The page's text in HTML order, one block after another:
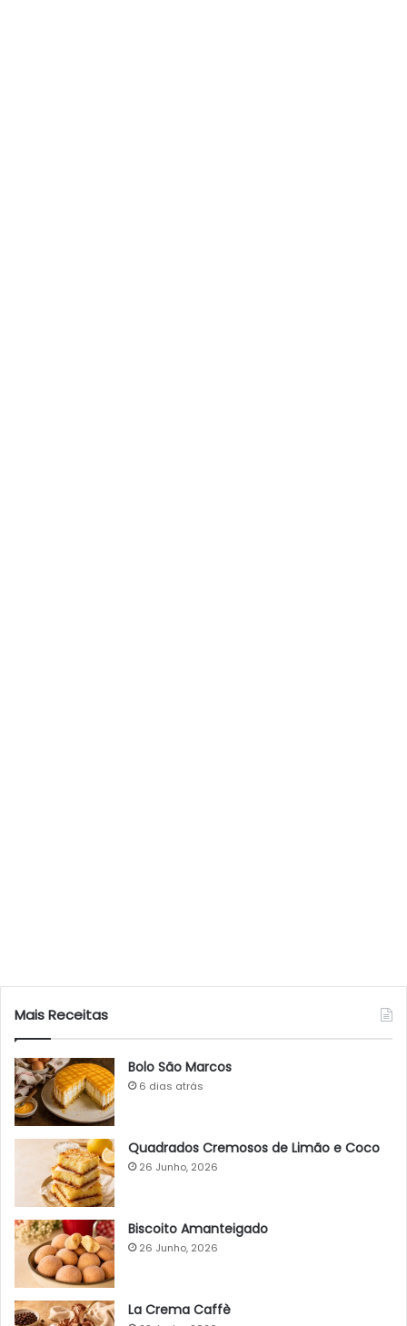
Mais Receitas
Bolo São Marcos
6 dias atrás
Quadrados Cremosos de Limão e Coco
26 Junho, 2026
Biscoito Amanteigado
26 Junho, 2026
La Crema Caffè